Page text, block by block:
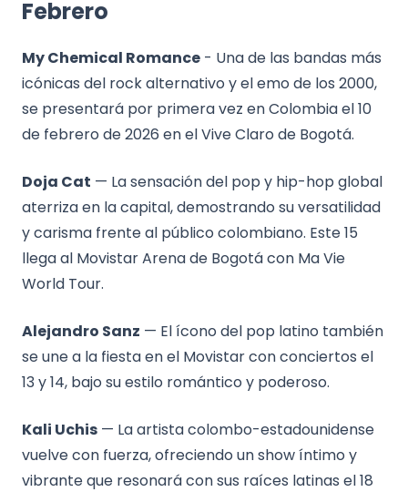
Febrero
My Chemical Romance - Una de las bandas más
icónicas del rock alternativo y el emo de los 2000,
se presentará por primera vez en Colombia el 10
de febrero de 2026 en el Vive Claro de Bogotá.
Doja Cat — La sensación del pop y hip-hop global
aterriza en la capital, demostrando su versatilidad
y carisma frente al público colombiano. Este 15
llega al Movistar Arena de Bogotá con Ma Vie
World Tour.
Alejandro Sanz — El ícono del pop latino también
se une a la fiesta en el Movistar con conciertos el
13 y 14, bajo su estilo romántico y poderoso.
Kali Uchis — La artista colombo-estadounidense
vuelve con fuerza, ofreciendo un show íntimo y
vibrante que resonará con sus raíces latinas el 18